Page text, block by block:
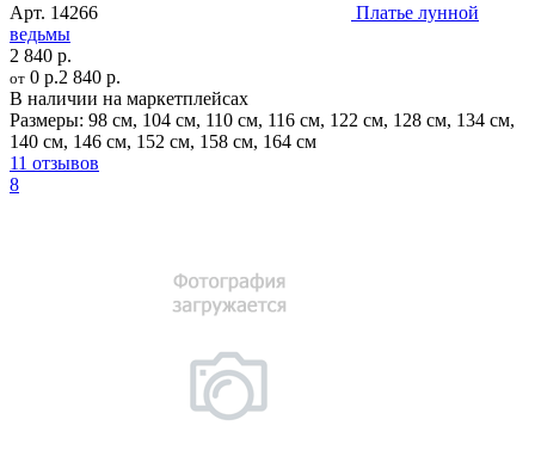
Арт. 14266
Платье лунной
ведьмы
2 840 р.
от 0 р.2 840 р.
В наличии на маркетплейсах
Размеры: 98 см, 104 см, 110 см, 116 см, 122 см, 128 см, 134 см,
140 см, 146 см, 152 см, 158 см, 164 см
11 отзывов
8